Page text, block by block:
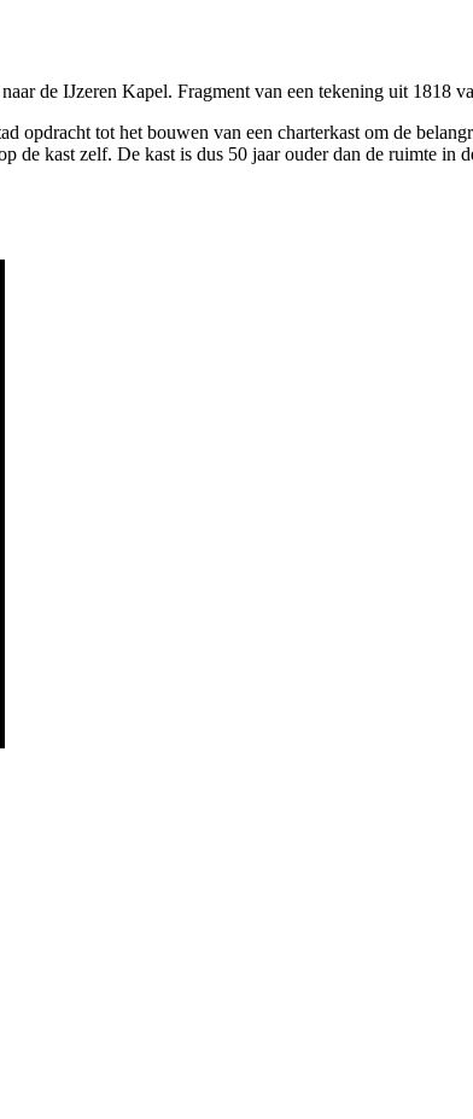
de IJzeren Kapel. Fragment van een tekening uit 1818
opdracht tot het bouwen van een charter­kast om de
kast zelf. De kast is dus 50 jaar ouder dan de ruimte in